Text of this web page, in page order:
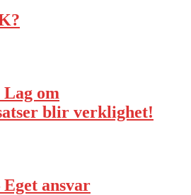
om
blir verklighet!
ansvar